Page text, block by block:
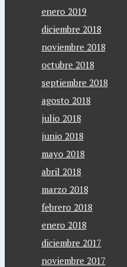
enero 2019
diciembre 2018
noviembre 2018
octubre 2018
septiembre 2018
agosto 2018
julio 2018
junio 2018
mayo 2018
abril 2018
marzo 2018
febrero 2018
enero 2018
diciembre 2017
noviembre 2017